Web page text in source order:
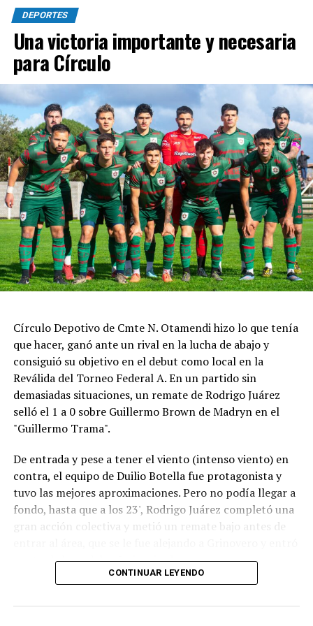
DEPORTES
Una victoria importante y necesaria
para Círculo
Círculo Depotivo de Cmte N. Otamendi hizo lo que tenía
que hacer, ganó ante un rival en la lucha de abajo y
consiguió su objetivo en el debut como local en la
Reválida del Torneo Federal A. En un partido sin
demasiadas situaciones, un remate de Rodrigo Juárez
selló el 1 a 0 sobre Guillermo Brown de Madryn en el
"Guillermo Trama".
De entrada y pese a tener el viento (intenso viento) en
contra, el equipo de Duilio Botella fue protagonista y
tuvo las mejores aproximaciones. Pero no podía llegar a
fondo, hasta que a los 23', Rodrigo Juárez completó una
gran acción colectiva y metió un remate bajo antes de
contra la base del caño izquierdo.
no se acercaba al área de Pedro Fernández y, parecía,
CONTINUAR LEYENDO